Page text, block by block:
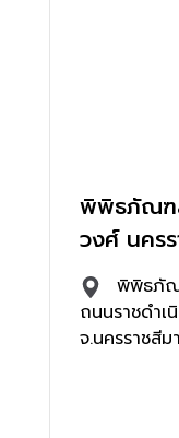
พิพิธภัณฑ
วงศ์ นคร
พิพิธภัณ
ถนนราชดำเ
จ.นครราชสี